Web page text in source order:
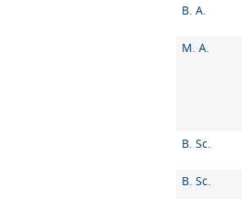
B. A.
M. A.
B. Sc.
B. Sc.